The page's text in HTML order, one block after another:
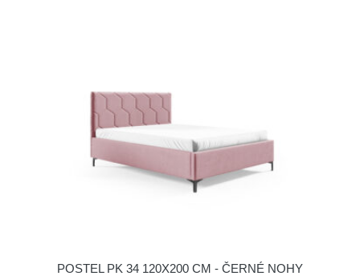
POSTEL PK 34 120X200 CM - ČERNÉ NOHY